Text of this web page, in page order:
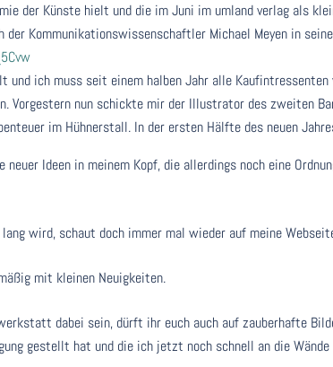
der Künste hielt und die im Juni im umland verlag als
Kommunikationswissenschaftler Michael Meyen in
und ich muss seit einem halben Jahr alle Kaufintressenten
Vorgestern nun schickte mir der Illustrator des zweiten
im Hühnerstall. In der ersten Hälfte des neuen
Ideen in meinem Kopf, die allerdings noch eine
wird, schaut doch immer mal wieder auf meine
mit kleinen Neuigkeiten.
dabei sein, dürft ihr euch auch auf zauberhafte
gestellt hat und die ich jetzt noch schnell an die Wände